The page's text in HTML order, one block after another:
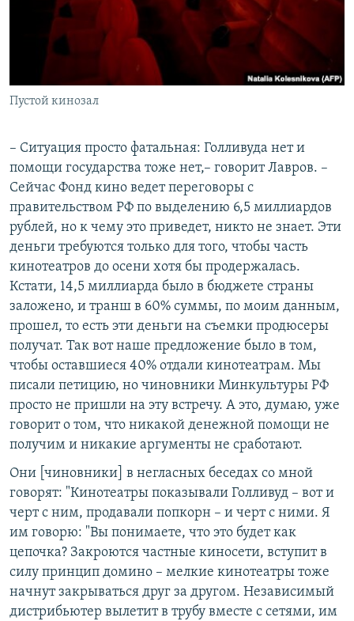
Пустой кинозал
– Ситуация просто фатальная: Голливуда нет и
помощи государства тоже нет,– говорит Лавров. –
Сейчас Фонд кино ведет переговоры с
правительством РФ по выделению 6,5 миллиардов
рублей, но к чему это приведет, никто не знает. Эти
деньги требуются только для того, чтобы часть
кинотеатров до осени хотя бы продержалась.
Кстати, 14,5 миллиарда было в бюджете страны
заложено, и транш в 60% суммы, по моим данным,
прошел, то есть эти деньги на съемки продюсеры
получат. Так вот наше предложение было в том,
чтобы оставшиеся 40% отдали кинотеатрам. Мы
писали петицию, но чиновники Минкультуры РФ
просто не пришли на эту встречу. А это, думаю, уже
говорит о том, что никакой денежной помощи не
получим и никакие аргументы не сработают.
Они [чиновники] в негласных беседах со мной
говорят: "Кинотеатры показывали Голливуд – вот и
черт с ним, продавали попкорн – и черт с ними. Я
им говорю: "Вы понимаете, что это будет как
цепочка? Закроются частные киносети, вступит в
силу принцип домино – мелкие кинотеатры тоже
начнут закрываться друг за другом. Независимый
дистрибьютер вылетит в трубу вместе с сетями, им